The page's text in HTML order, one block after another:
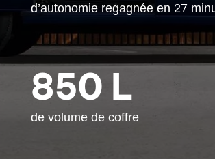
d’autonomie regagnée en 27
850 L
de volume de coffre